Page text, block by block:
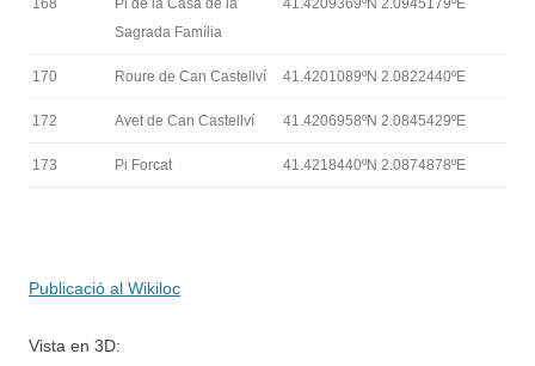
168
Pi de la Casa de la
Sagrada Família
41.4209369ºN 2.0945179ºE
170 Roure de Can Castellví 41.4201089ºN 2.0822440ºE
172 Avet de Can Castellví 41.4206958ºN 2.0845429ºE
173 Pi Forcat 41.4218440ºN 2.0874878ºE
Publicació al Wikiloc
Vista en 3D: